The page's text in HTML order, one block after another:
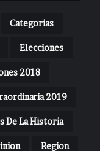
Categorias
Elecciones
2018
2019
De La Historia
Region